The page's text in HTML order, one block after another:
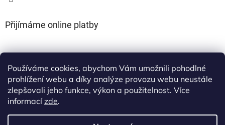
Používáme cookies, abychom Vám umožnili pohodlné
prohlížení webu a díky analýze provozu webu neustále
zlepšovali jeho funkce, výkon a použitelnost. Více
informacízde.
Přijímáme online platby